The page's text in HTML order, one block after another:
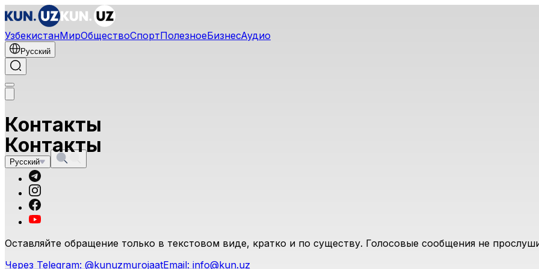
УзбекистанМирОбществоСпортПолезноеБизнесАудио
Русский
Контакты
Русский
Контакты
Оставляйте обращение только в текстовом виде, кратко и по существу. Голосовые сообщения не
Через Telegram: @kunuzmurojaatEmail: info@kun.uz